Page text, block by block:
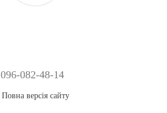
096-082-48-14
Повна версія сайту